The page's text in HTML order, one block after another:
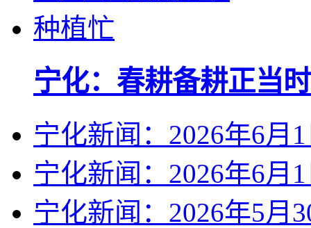
宁化：春耕备耕正当
宁化新闻：2026年6月
宁化新闻：2026年6月
宁化新闻：2026年5月